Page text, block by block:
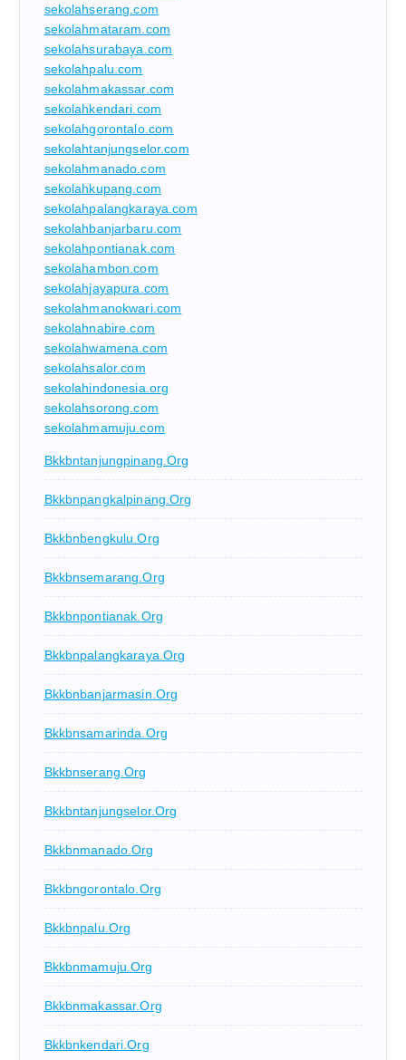
sekolahserang.com
sekolahmataram.com
sekolahsurabaya.com
sekolahpalu.com
sekolahmakassar.com
sekolahkendari.com
sekolahgorontalo.com
sekolahtanjungselor.com
sekolahmanado.com
sekolahkupang.com
sekolahpalangkaraya.com
sekolahbanjarbaru.com
sekolahpontianak.com
sekolahambon.com
sekolahjayapura.com
sekolahmanokwari.com
sekolahnabire.com
sekolahwamena.com
sekolahsalor.com
sekolahindonesia.org
sekolahsorong.com
sekolahmamuju.com
Bkkbntanjungpinang.org
Bkkbnpangkalpinang.org
Bkkbnbengkulu.org
Bkkbnsemarang.org
Bkkbnpontianak.org
Bkkbnpalangkaraya.org
Bkkbnbanjarmasin.org
Bkkbnsamarinda.org
Bkkbnserang.org
Bkkbntanjungselor.org
Bkkbnmanado.org
Bkkbngorontalo.org
Bkkbnpalu.org
Bkkbnmamuju.org
Bkkbnmakassar.org
Bkkbnkendari.org